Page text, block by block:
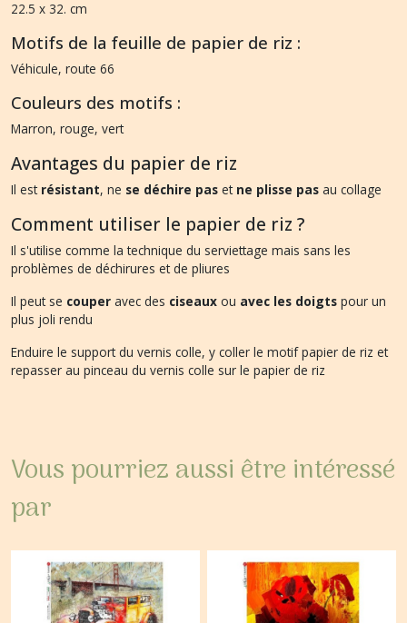
22.5 x 32. cm
Motifs de la feuille de papier de riz :
Véhicule, route 66
Couleurs des motifs :
Marron, rouge, vert
Avantages du papier de riz
Il est résistant, ne se déchire pas et ne plisse pas au collage
Comment utiliser le papier de riz ?
Il s'utilise comme la technique du serviettage mais sans les
problèmes de déchirures et de pliures
Il peut se couper avec des ciseaux ou avec les doigts pour un
plus joli rendu
Enduire le support du vernis colle, y coller le motif papier de riz et
repasser au pinceau du vernis colle sur le papier de riz
Vous pourriez aussi être intéressé
par